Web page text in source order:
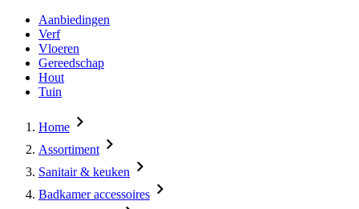
Aanbiedingen
Verf
Vloeren
Gereedschap
Hout
Tuin
Home
Assortiment
Sanitair & keuken
Badkamer accessoires